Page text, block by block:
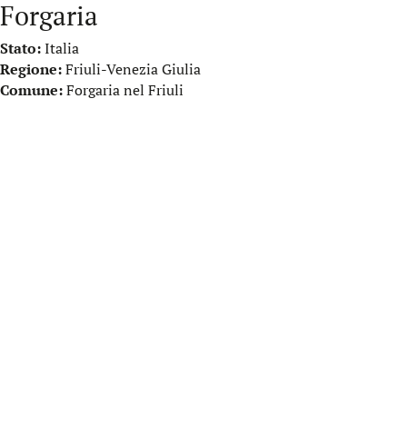
Forgaria
Stato:Italia
Regione:Friuli-Venezia Giulia
Comune:Forgaria nel Friuli